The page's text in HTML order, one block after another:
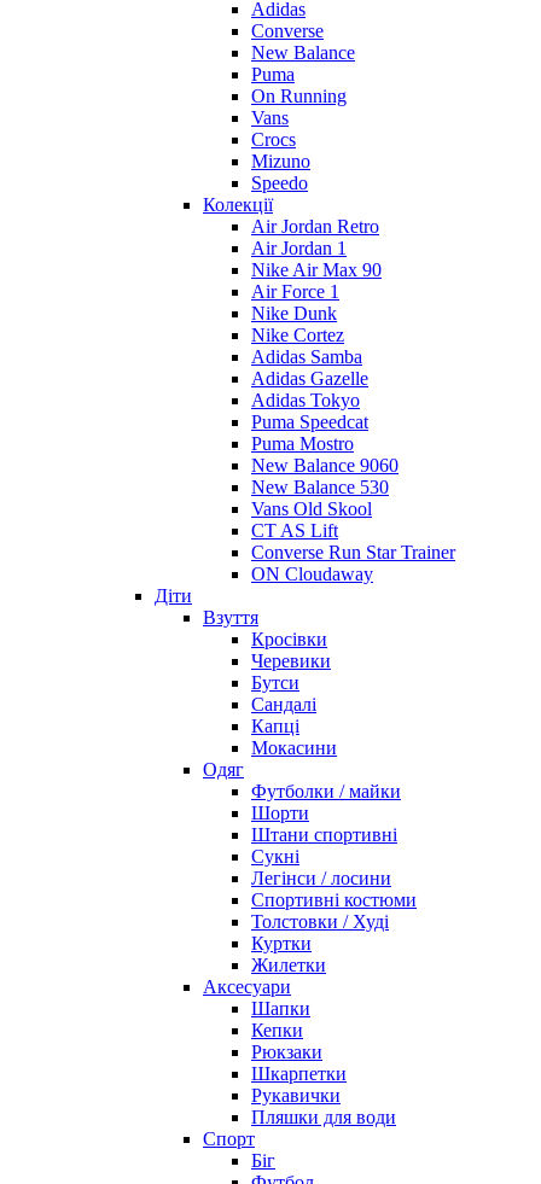
Adidas
Converse
New Balance
Puma
On Running
Vans
Crocs
Mizuno
Speedo
Колекції
Air Jordan Retro
Air Jordan 1
Nike Air Max 90
Air Force 1
Nike Dunk
Nike Cortez
Adidas Samba
Adidas Gazelle
Adidas Tokyo
Puma Speedcat
Puma Mostro
New Balance 9060
New Balance 530
Vans Old Skool
CT AS Lift
Converse Run Star Trainer
ON Cloudaway
Діти
Взуття
Кросівки
Черевики
Бутси
Сандалі
Капці
Мокасини
Одяг
Футболки / майки
Шорти
Штани спортивні
Сукні
Легінси / лосини
Спортивні костюми
Толстовки / Худі
Куртки
Жилетки
Аксесуари
Шапки
Кепки
Рюкзаки
Шкарпетки
Рукавички
Пляшки для води
Спорт
Біг